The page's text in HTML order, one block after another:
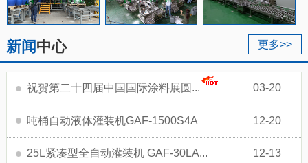
更多>>
新闻中心
03-20
祝贺第二十四届中国国际涂料展圆...
12-20
吨桶自动液体灌装机GAF-1500S4A
12-13
25L紧凑型全自动灌装机 GAF-30LA...